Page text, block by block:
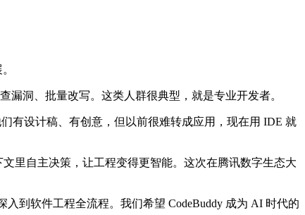
洞、批量改写。这类人群很典型，就是专业开发者。
有设计稿、有创意，但以前很难转成应用，现在用 IDE 就
里自主决策，让工程变得更智能。这次在腾讯数字生态大
到软件工程全流程。我们希望 CodeBuddy 成为 AI 时代的